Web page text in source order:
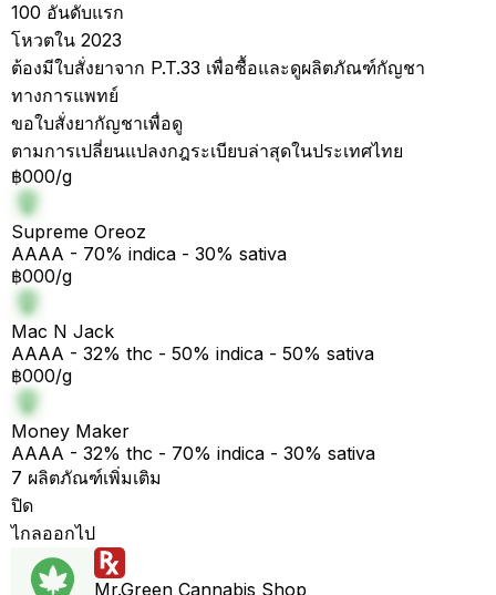
100 อันดับแรก
โหวตใน 2023
ต้องมีใบสั่งยาจาก P.T.33 เพื่อซื้อและดูผลิตภัณฑ์กัญชา
ทางการแพทย์
ขอใบสั่งยากัญชาเพื่อดู
ตามการเปลี่ยนแปลงกฎระเบียบล่าสุดในประเทศไทย
฿000/g
Supreme Oreoz
AAAA - 70% indica - 30% sativa
฿000/g
Mac N Jack
AAAA - 32% thc - 50% indica - 50% sativa
฿000/g
Money Maker
AAAA - 32% thc - 70% indica - 30% sativa
7 ผลิตภัณฑ์เพิ่มเติม
ปิด
ไกลออกไป
Mr.Green Cannabis Shop